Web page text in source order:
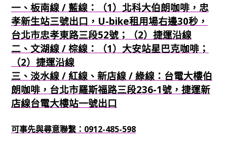
一、板南線 / 藍線：（1）北科大伯朗咖啡，忠
孝新生站三號出口，U-bike租用場右邊30秒，
台北市忠孝東路三段52號；（2）捷運沿線
二、文湖線 / 棕線：（1）大安站星巴克咖啡；
（2）捷運沿線
三、淡水線 / 紅線、新店線 / 綠線：台電大樓伯
朗咖啡，台北市羅斯福路三段236-1號，捷運新
店線台電大樓站一號出口
可事先與尋意聯繫：0912-485-598